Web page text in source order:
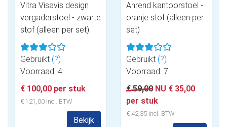
Vitra Visavis design
vergaderstoel - zwarte
stof (alleen per set)
Gebruikt (?)
Voorraad: 4
€ 100,00 per stuk
€ 121,00 incl. BTW
Bekijk
Ahrend kantoorstoel -
oranje stof (alleen per
set)
Gebruikt (?)
Voorraad: 7
€ 59,00 NU € 35,00
per stuk
€ 42,35 incl. BTW